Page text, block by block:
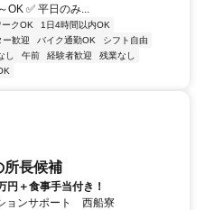
✅ 平日のみ...
クOK
1日4時間以内OK
ー歓迎 バイク通勤OK
シフト自由
し 午前 経験者歓迎
残業なし
所長候補
＋食事手当付き！
ョンサポート 西船寮